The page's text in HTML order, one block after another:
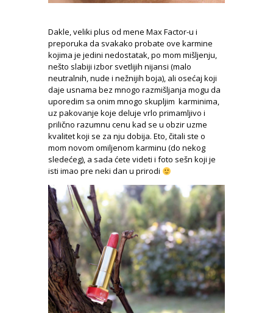
Dakle, veliki plus od mene Max Factor-u i
preporuka da svakako probate ove karmine
kojima je jedini nedostatak, po mom mišljenju,
nešto slabiji izbor svetlijih nijansi (malo
neutralnih, nude i nežnijih boja), ali osećaj koji
daje usnama bez mnogo razmišljanja mogu da
uporedim sa onim mnogo skupljim karminima,
uz pakovanje koje deluje vrlo primamljivo i
prilično razumnu cenu kad se u obzir uzme
kvalitet koji se za nju dobija. Eto, čitali ste o
mom novom omiljenom karminu (do nekog
sledećeg), a sada ćete videti i foto sešn koji je
isti imao pre neki dan u prirodi